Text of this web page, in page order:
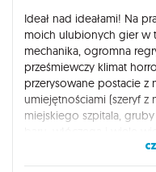
Ideał nad ideałami! Na
moich ulubionych gier w
mechanika, ogromna
prześmiewczy klimat
przerysowane postacie z
umiejętnościami (szeryf z
miejskiego szpitala,
baru, włóczęga i wiele
warto kupić grę a to
ekwipunku, i zdarzeń,